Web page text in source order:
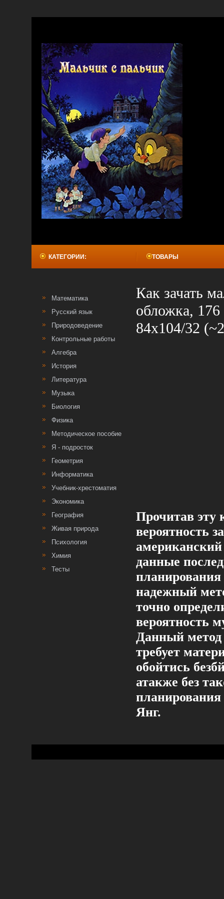
КАТЕГОРИИ:
Математика
Русский язык
Природоведение
Контрольные работы
Алгебра
История
Литература
Музыка
Биология
Физика
Методическое пособие
Я - подросток
Геометрия
Информатика
Учебник-хрестоматия
Экономика
География
Живая природа
Психология
Химия
Тесты
ТОВАРЫ
Как зачать
обложка,
84x104/32
Прочитав эту
вероятность
данные
планирования
надежный
точно
вероятность
Данный
требует
обойтись
атакже без
Янг.